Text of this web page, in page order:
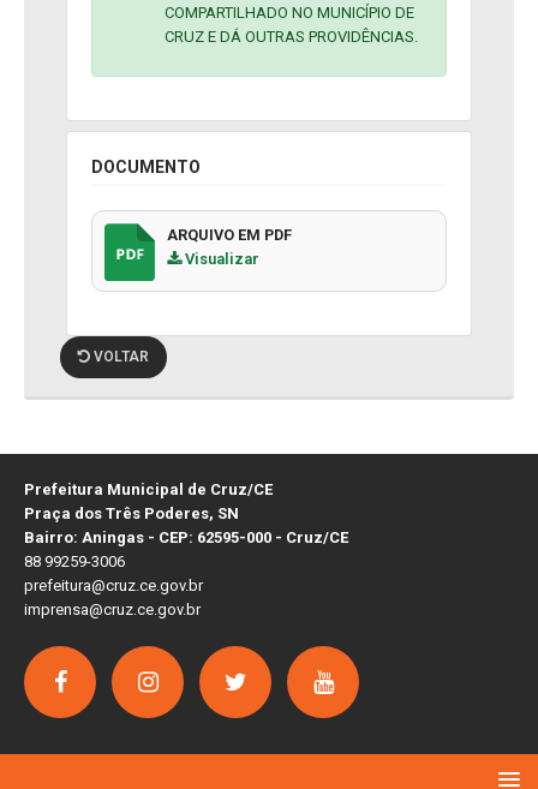
COMPARTILHADO NO MUNICÍPIO DE
CRUZ E DÁ OUTRAS PROVIDÊNCIAS.
DOCUMENTO
ARQUIVO EM PDF
Visualizar
VOLTAR
Prefeitura Municipal de Cruz/CE
Praça dos Três Poderes, SN
Bairro: Aningas - CEP: 62595-000 - Cruz/CE
88 99259-3006
prefeitura@cruz.ce.gov.br
imprensa@cruz.ce.gov.br